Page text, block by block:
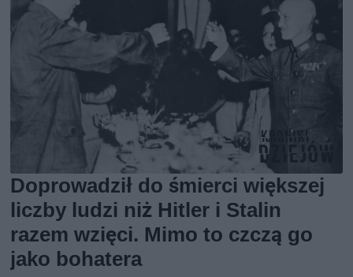
Doprowadził do śmierci większej
liczby ludzi niż Hitler i Stalin
razem wzięci. Mimo to czczą go
jako bohatera